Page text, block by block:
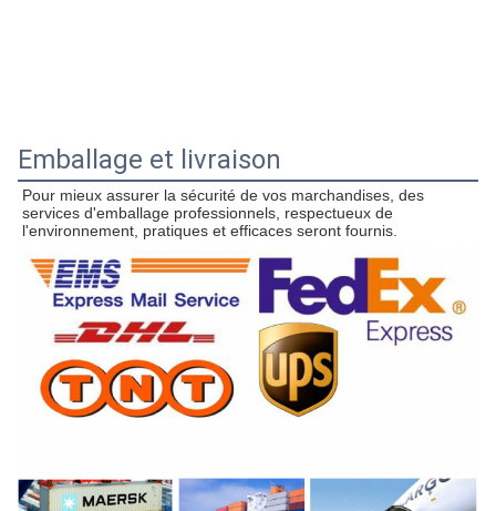
Emballage et livraison
Pour mieux assurer la sécurité de vos marchandises, des
services d'emballage professionnels, respectueux de
l'environnement, pratiques et efficaces seront fournis.